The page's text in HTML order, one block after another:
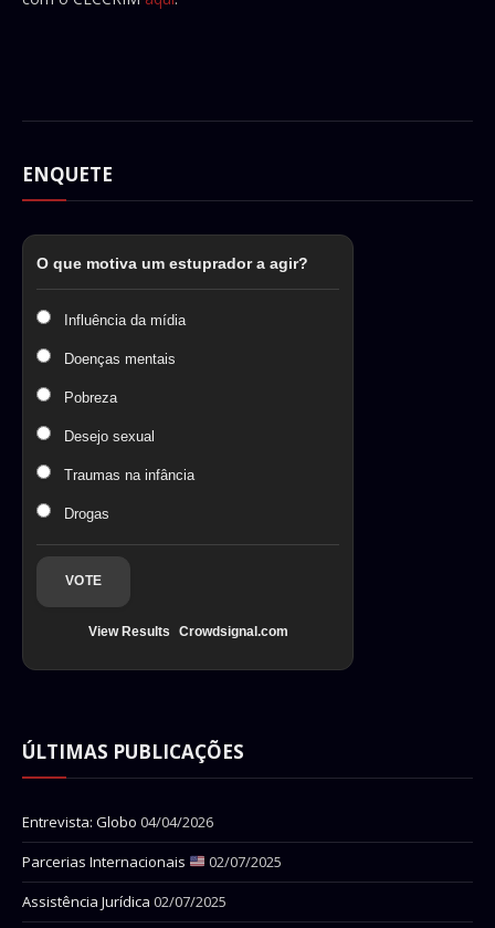
ENQUETE
O que motiva um estuprador a agir?
Influência da mídia
Doenças mentais
Pobreza
Desejo sexual
Traumas na infância
Drogas
VOTE
View Results Crowdsignal.com
ÚLTIMAS PUBLICAÇÕES
Entrevista: Globo 04/04/2026
Parcerias Internacionais
02/07/2025
Assistência Jurídica 02/07/2025